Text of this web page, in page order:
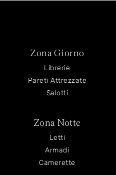
Zona Giorno
Librerie
Pareti Attrezzate
Salotti
Zona Notte
Letti
Armadi
Camerette